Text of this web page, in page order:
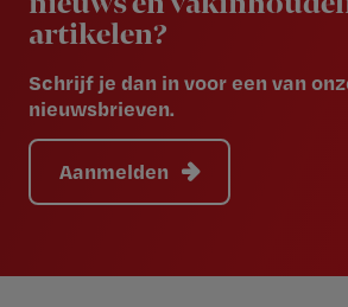
artikelen?
Schrijf je dan in voor een van
nieuwsbrieven.
Aanmelden